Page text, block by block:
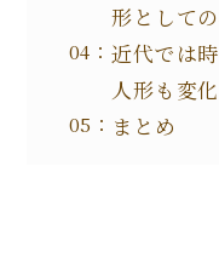
形として
近代では
人形も変
まとめ